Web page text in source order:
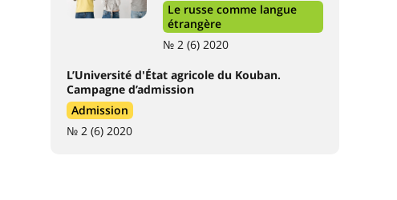
Le russe comme langue
étrangère
№ 2 (6) 2020
L’Université d'État agricole du Kouban.
Campagne d’admission
Admission
№ 2 (6) 2020